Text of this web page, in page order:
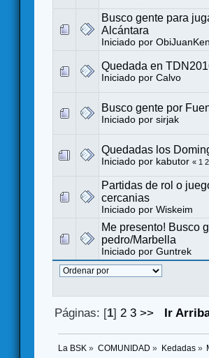
Busco gente para
Alcántara
Iniciado por
Quedada en
Iniciado por Calvo
Busco gente por
Iniciado por sirjak
Quedadas los
Iniciado por kabutor « 1 2
Partidas de rol o
cercanias
Iniciado por Wiskeim
Me presento! Busco
pedro/Marbella
Iniciado por Guntrek
Páginas: [1] 2 3 >> Ir
La BSK » COMUNIDAD » Kedadas»